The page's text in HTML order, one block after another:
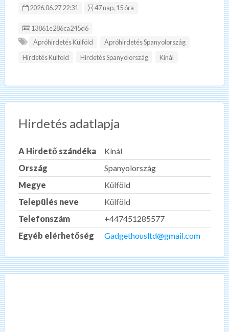
2026.06.27 22:31 47 nap, 15 óra
Hirdetés ID:
13861e286ca245d6
Apróhirdetés Külföld
Apróhirdetés Spanyolország
Hirdetés Külföld
Hirdetés Spanyolország Kínál
Hirdetés adatlapja
A Hirdető szándéka
Kínál
Ország
Spanyolország
Megye
Külföld
Település neve
Külföld
Telefonszám
+447451285577
Egyéb elérhetőség
Gadgethousltd@gmail.com